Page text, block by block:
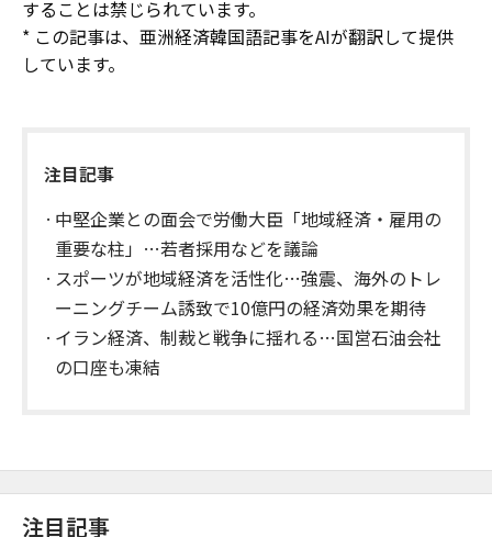
することは禁じられています。
* この記事は、亜洲経済韓国語記事をAIが翻訳して提供
しています。
注目記事
中堅企業との面会で労働大臣「地域経済・雇用の
重要な柱」…若者採用などを議論
スポーツが地域経済を活性化…強震、海外のトレ
ーニングチーム誘致で10億円の経済効果を期待
イラン経済、制裁と戦争に揺れる…国営石油会社
の口座も凍結
注目記事